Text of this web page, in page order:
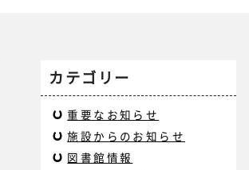
カテゴリー
重要なお知らせ
施設からのお知らせ
図書館情報